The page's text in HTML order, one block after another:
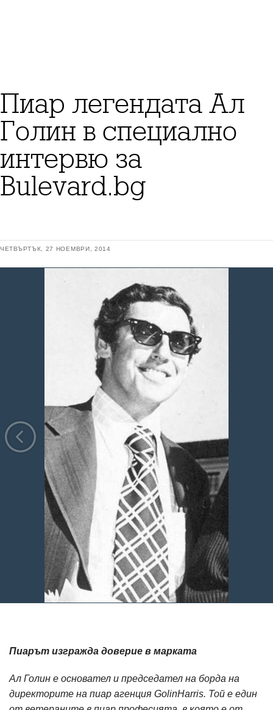
Пиар легендата Ал
Голин в специално
интервю за
Bulevard.bg
ЧЕТВЪРТЪК, 27 НОЕМВРИ, 2014
Пиарът изгражда доверие в марката
Ал Голин е основател и председател на борда на
директорите на пиар агенция GolinHarris. Той е един